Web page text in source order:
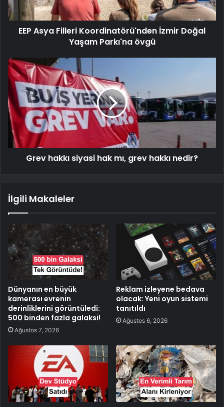
EEP Asya Filleri Koordinatörü'nden İzmir Doğal
Yaşam Parkı'na övgü
Grev hakkı siyasi hak mı, grev hakkı nedir?
İlgili Makaleler
Dünyanın en büyük
kamerası evrenin
derinliklerini görüntüledi:
500 binden fazla galaksi!
Ağustos 7, 2026
Reklam izleyene bedava
olacak: Yeni oyun sistemi
tanıtıldı
Ağustos 6, 2026